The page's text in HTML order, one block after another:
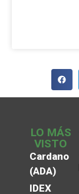
LO MÁS
VISTO
Cardano
(ADA)
IDEX